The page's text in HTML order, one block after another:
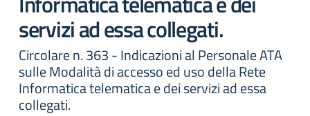
servizi ad essa collegati.
Circolare n. 363 - Indicazioni al Personale ATA
sulle Modalità di accesso ed uso della Rete
Informatica telematica e dei servizi ad essa
collegati.